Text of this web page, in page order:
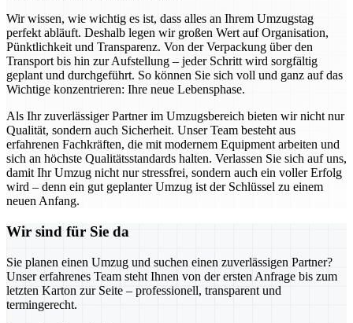
Wir wissen, wie wichtig es ist, dass alles an Ihrem Umzugstag
perfekt abläuft. Deshalb legen wir großen Wert auf Organisation,
Pünktlichkeit und Transparenz. Von der Verpackung über den
Transport bis hin zur Aufstellung – jeder Schritt wird sorgfältig
geplant und durchgeführt. So können Sie sich voll und ganz auf das
Wichtige konzentrieren: Ihre neue Lebensphase.
Als Ihr zuverlässiger Partner im Umzugsbereich bieten wir nicht nur
Qualität, sondern auch Sicherheit. Unser Team besteht aus
erfahrenen Fachkräften, die mit modernem Equipment arbeiten und
sich an höchste Qualitätsstandards halten. Verlassen Sie sich auf uns,
damit Ihr Umzug nicht nur stressfrei, sondern auch ein voller Erfolg
wird – denn ein gut geplanter Umzug ist der Schlüssel zu einem
neuen Anfang.
Wir sind für Sie da
Sie planen einen Umzug und suchen einen zuverlässigen Partner?
Unser erfahrenes Team steht Ihnen von der ersten Anfrage bis zum
letzten Karton zur Seite – professionell, transparent und
termingerecht.